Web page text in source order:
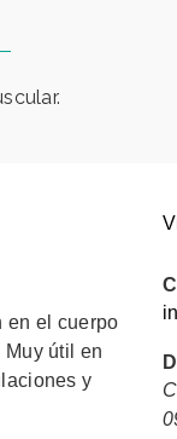
en el cuerpo
útil en
y